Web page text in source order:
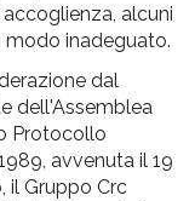
alcuni
modo inadeguato.
dal
dell'Assemblea
Protocollo
avvenuta il 19
il Gruppo Crc